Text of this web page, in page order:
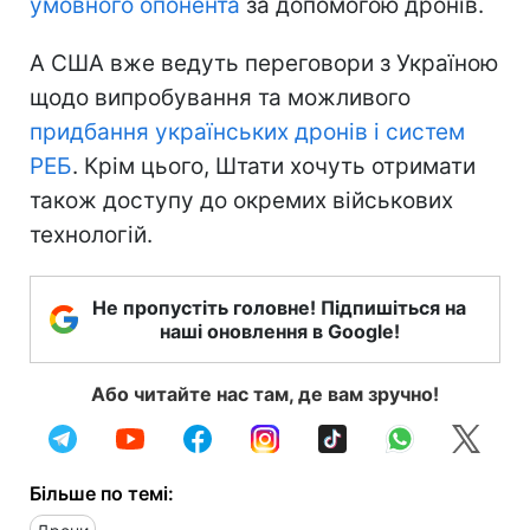
А США вже ведуть переговори з Україною
щодо випробування та можливого
придбання українських дронів і систем
РЕБ. Крім цього, Штати хочуть отримати
також доступу до окремих військових
технологій.
Не пропустіть головне! Підпишіться на
наші оновлення в Google!
Або читайте нас там, де вам зручно!
Більше по темі: